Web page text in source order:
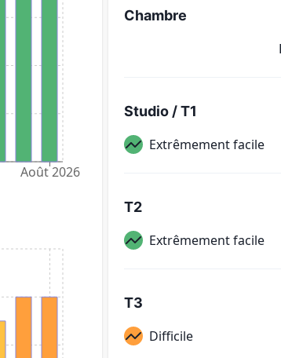
Août 2026
Chambre
Studio / T1
Extrêmement facile
T2
Extrêmement facile
T3
Difficile